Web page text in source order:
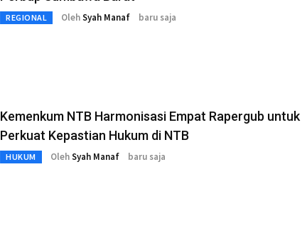
REGIONAL OlehSyah Manaf baru saja
Kemenkum NTB Harmonisasi Empat Rapergub untuk
Perkuat Kepastian Hukum di NTB
HUKUM OlehSyah Manaf baru saja